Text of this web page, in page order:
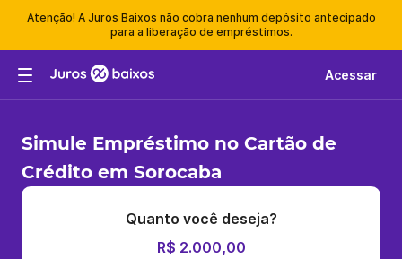
Atenção! A Juros Baixos não cobra nenhum depósito antecipado
para a liberação de empréstimos.
Acessar
Simule Empréstimo no Cartão de
Crédito em Sorocaba
Quanto você deseja?
R$ 2.000,00